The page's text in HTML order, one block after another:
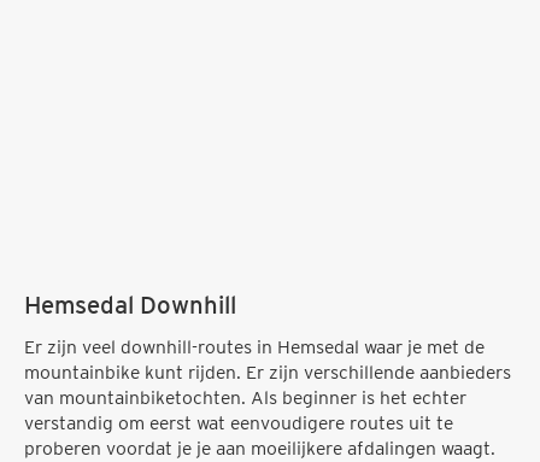
Hemsedal Downhill
Er zijn veel downhill-routes in Hemsedal waar je met de
mountainbike kunt rijden. Er zijn verschillende aanbieders
van mountainbiketochten. Als beginner is het echter
verstandig om eerst wat eenvoudigere routes uit te
proberen voordat je je aan moeilijkere afdalingen waagt.